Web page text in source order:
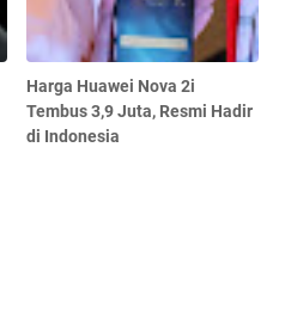
Harga Huawei Nova 2i
Tembus 3,9 Juta, Resmi Hadir
di Indonesia